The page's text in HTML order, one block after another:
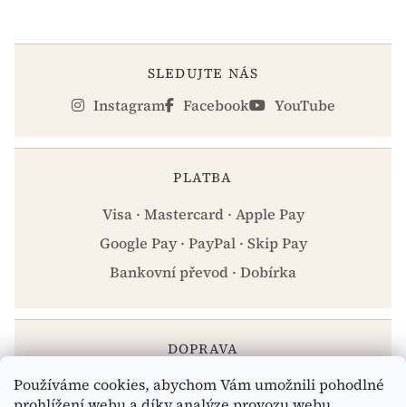
Používáme cookies, abychom Vám umožnili pohodlné
SLEDUJTE NÁS
Instagram Facebook YouTube
PLATBA
Visa · Mastercard · Apple Pay
Google Pay · PayPal · Skip Pay
Bankovní převod · Dobírka
DOPRAVA
Zásilkovna · PPL · Osobní odběr Praha